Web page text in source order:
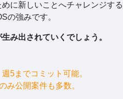
に新しいことへチャレンジする
の強みです。
み出されていくでしょう。
5までコミット可能。
み公開案件も多数。